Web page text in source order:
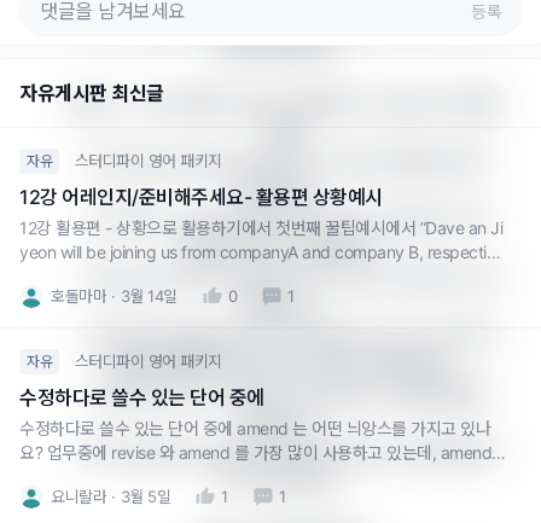
- I got caught up in a lot of work. (일이 너무 많아서
빠져 있었어요.)
### 2. "너무 바빠서 정신이 없었어요." (조금 더 자세한
- I’ve been swamped with work. (일이 몰려 정신이
없었어요.)
- I’ve been overwhelmed with tasks. (할 일이 너무
많아서 정신이 없었어요.)
바빴어요.)
지를 한꺼번에 처리하느라 정신이 없었어요.)
- I barely had a moment to breathe. (숨 돌릴 틈도
없었어요.)
- My schedule has been packed lately. (요즘 일정이
등록
자유게시판 최신글
자유 스터디파이 영어 패키지
12강 어레인지/준비해주세요- 활용편 상황예시
12강 활용편 - 상황으로 활용하기에서 첫번째 꿀팁예시에서 ”Dave an Ji
yeon will be joining us from companyA and company B, respectivel
호돌마마 3월 14일 0 1
자유 스터디파이 영어 패키지
수정하다로 쓸수 있는 단어 중에
수정하다로 쓸수 있는 단어 중에 amend 는 어떤 늬앙스를 가지고 있나
요? 업무중에 revise 와 amend 를 가장 많이 사용하고 있는데, amend
요니랄라 3월 5일 1 1